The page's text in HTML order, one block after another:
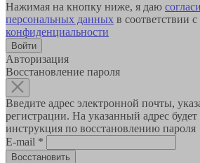
Нажимая на кнопку ниже, я даю
персональных данных в соответствии с
конфиденциальности
Авторизация
Восстановление пароля
Введите адрес электронной почты,
регистрации. На указанный адрес будет
инструкция по восстановлению пароля
E-mail *